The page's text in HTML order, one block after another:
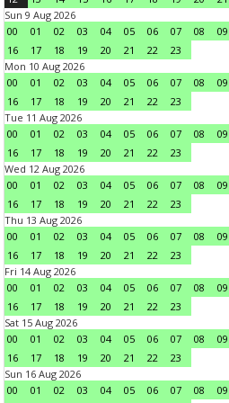
Sun 9 Aug 2026
00
01 02 03 04 05 06 07 08 09
16
17 18 19 20 21 22
23
Mon 10 Aug 2026
00
01 02 03 04 05 06 07 08 09
16
17 18 19 20 21 22
23
Tue 11 Aug 2026
00
01 02 03 04 05 06 07 08 09
16
17 18 19 20 21 22
23
Wed 12 Aug 2026
00
01 02 03 04 05 06 07 08 09
16
17 18 19 20 21 22
23
Thu 13 Aug 2026
00
01 02 03 04 05 06 07 08 09
16
17 18 19 20 21 22
23
Fri 14 Aug 2026
00
01 02 03 04 05 06 07 08 09
16
17 18 19 20 21 22
23
Sat 15 Aug 2026
00
01 02 03 04 05 06 07 08 09
16
17 18 19 20 21 22
23
Sun 16 Aug 2026
00
01 02 03 04 05 06 07 08 09